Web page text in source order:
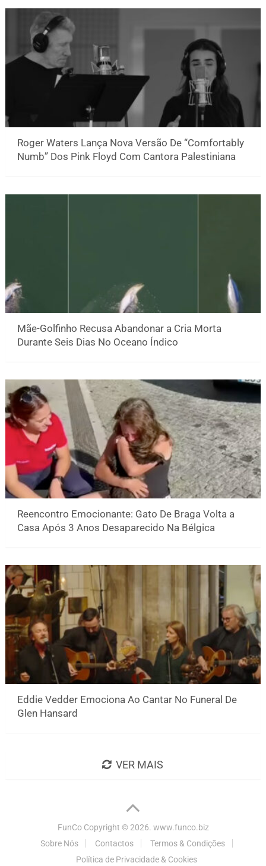
Roger Waters Lança Nova Versão De “Comfortably
Numb” Dos Pink Floyd Com Cantora Palestiniana
Mãe-Golfinho Recusa Abandonar a Cria Morta
Durante Seis Dias No Oceano Índico
Reencontro Emocionante: Gato De Braga Volta a
Casa Após 3 Anos Desaparecido Na Bélgica
Eddie Vedder Emociona Ao Cantar No Funeral De
Glen Hansard
VER MAIS
FunCoCopyright © 2026. www.funco.biz
Sobre Nós
Contactos
Termos & Condições
Política de Privacidade & Cookies